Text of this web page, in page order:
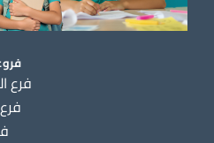
فرع